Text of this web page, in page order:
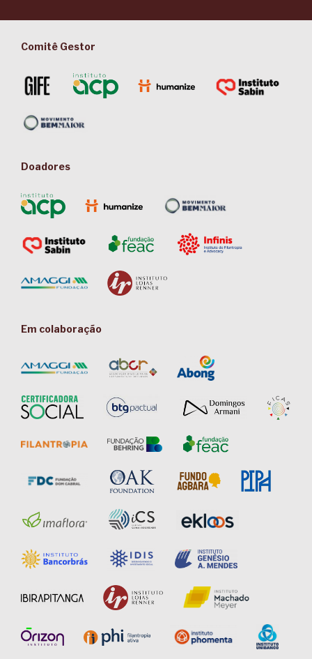
Comitê Gestor
Doadores
Em colaboração